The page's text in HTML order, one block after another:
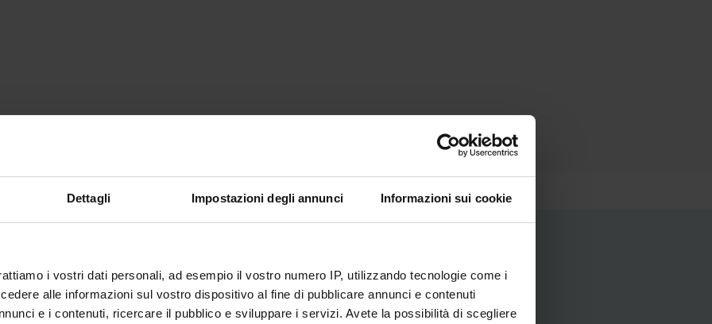
Dettagli Impostazioni degli annunci Informazioni sui cookie
i vostri dati personali, ad esempio il vostro numero IP, utilizzando tecnologie come i
alle informazioni sul vostro dispositivo al fine di pubblicare annunci e contenuti
e i contenuti, ricercare il pubblico e sviluppare i servizi. Avete la possibilità di scegliere